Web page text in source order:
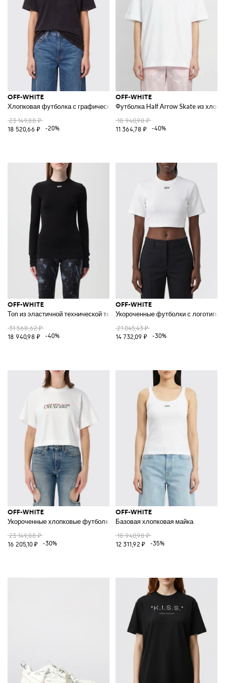
OFF-WHITE
Хлопковая футболка с графическим логотипом спереди
23 149,88 ₽
18 520,66 ₽
-20%
OFF-WHITE
Футболка Half Arrow Skate из
18 940,98 ₽
11 364,78 ₽
-40%
OFF-WHITE
Топ из эластичной технической ткани
31 568,62 ₽
18 940,98 ₽
-40%
OFF-WHITE
Укороченные футболки с логотипом
21 045,43 ₽
14 732,09 ₽
-30%
OFF-WHITE
Укороченные хлопковые футболки с логотипом
23 149,88 ₽
16 205,10 ₽
-30%
OFF-WHITE
Базовая хлопковая майка
18 940,98 ₽
12 311,92 ₽
-35%